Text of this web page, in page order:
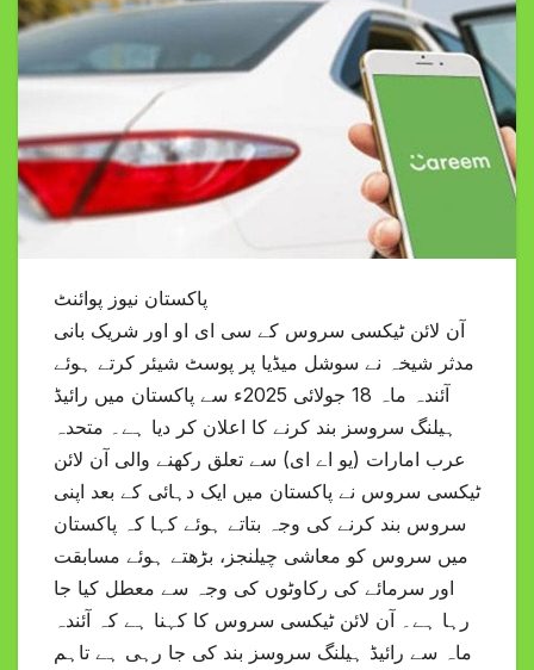
پاکستان نیوز پوائنٹ
آن لائن ٹیکسی سروس کے سی ای او اور شریک بانی
مدثر شیخہ نے سوشل میڈیا پر پوسٹ شیئر کرتے ہوئے
آئندہ ماہ 18 جولائی 2025ء سے پاکستان میں رائیڈ
ہیلنگ سروسز بند کرنے کا اعلان کر دیا ہے۔ متحدہ
عرب امارات (یو اے ای) سے تعلق رکھنے والی آن لائن
ٹیکسی سروس نے پاکستان میں ایک دہائی کے بعد اپنی
سروس بند کرنے کی وجہ بتاتے ہوئے کہا کہ پاکستان
میں سروس کو معاشی چیلنجز، بڑھتے ہوئے مسابقت
اور سرمائے کی رکاوٹوں کی وجہ سے معطل کیا جا
رہا ہے۔ آن لائن ٹیکسی سروس کا کہنا ہے کہ آئندہ
ماہ سے رائیڈ ہیلنگ سروسز بند کی جا رہی ہے تاہم